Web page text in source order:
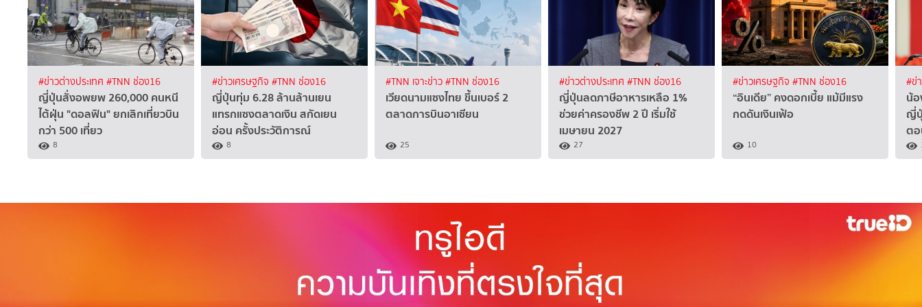
#ข่าวต่างประเทศ #TNN ช่อง16
ญี่ปุ่นสั่งอพยพ 260,000 คนหนี
ไต้ฝุ่น "ดอลฟิน" ยกเลิกเที่ยวบิน
กว่า 500 เที่ยว
8
#ข่าวเศรษฐกิจ #TNN ช่อง16
ญี่ปุ่นทุ่ม 6.28 ล้านล้านเยน
แทรกแซงตลาดเงิน สกัดเยน
อ่อน ครั้งประวัติการณ์
8
#TNN เจาะข่าว#TNN ช่อง16
เวียดนามแซงไทย ขึ้นเบอร์ 2
ตลาดการบินอาเซียน
25
#ข่าวต่างประเทศ #TNN ช่อง16
ญี่ปุ่นลดภาษีอาหารเหลือ 1%
ช่วยค่าครองชีพ 2 ปี เริ่มใช้
เมษายน 2027
27
#ข่าวเศรษฐกิจ #TNN ช่อง16
“อินเดีย” คงดอกเบี้ย แม้มีแรง
กดดันเงินเฟ้อ
10
#ข่
น้
ญี่
ต